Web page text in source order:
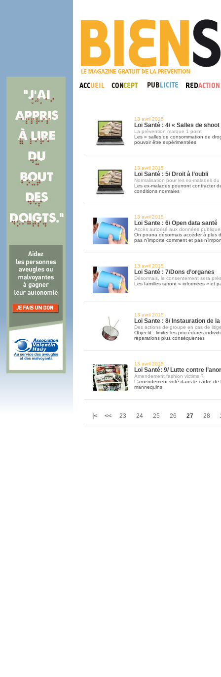
13 avril 2015
Loi Santé : 4/ « Salles de shoot
La prévention marque 1 point
Les « salles de consommation de
pouvoir être expérimentées
13 avril 2015
Loi Santé : 5/ Droit à l’oubli
Normalisation pour les ex-malades du
Les ex-malades pourront contracter
conditions normales
13 avril 2015
Loi Sante : 6/ Open data santé
Accès autorisé aux données
On pourra désormais accéder à plus
pas n’importe comment et pas
13 avril 2015
Loi Santé : 7/Dons d’organes
Désormais, le consentement sera
Les familles seront « informées » et
13 avril 2015
Loi Sante : 8/ Instauration de
Des actions de groupe en cas de
Objectif : limiter les procédures
réparations plus conséquentes
13 avril 2015
Loi Santé: 9/ Lutte contre
Amendement fashion victims ?
L’amendement voté dans le cadre de
mannequins
|< << 23 24 25 26 27 28